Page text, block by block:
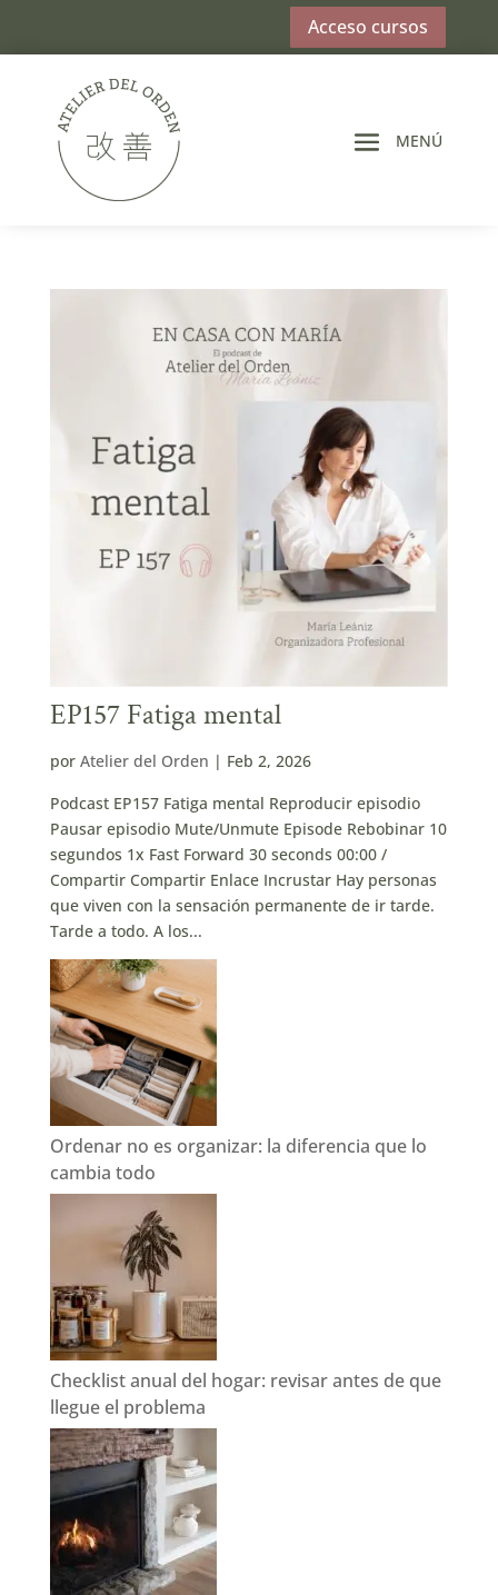
Acceso cursos
EP157 Fatiga mental
por Atelier del Orden | Feb 2, 2026
Podcast EP157 Fatiga mental Reproducir episodio
Pausar episodio Mute/Unmute Episode Rebobinar 10
segundos 1x Fast Forward 30 seconds 00:00 /
Compartir Compartir Enlace Incrustar Hay personas
que viven con la sensación permanente de ir tarde.
Tarde a todo. A los...
Ordenar no es organizar: la diferencia que lo
cambia todo
Checklist anual del hogar: revisar antes de que
llegue el problema